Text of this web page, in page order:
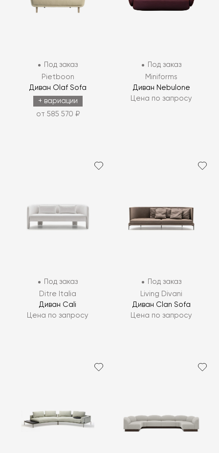
Под заказ
Pietboon
Диван Olaf Sofa
+ вариации
от 585 570 ₽
Под заказ
Miniforms
Диван Nebulone
Цена по запросу
Под заказ
Ditre Italia
Диван Cali
Цена по запросу
Под заказ
Living Divani
Диван Clan Sofa
Цена по запросу